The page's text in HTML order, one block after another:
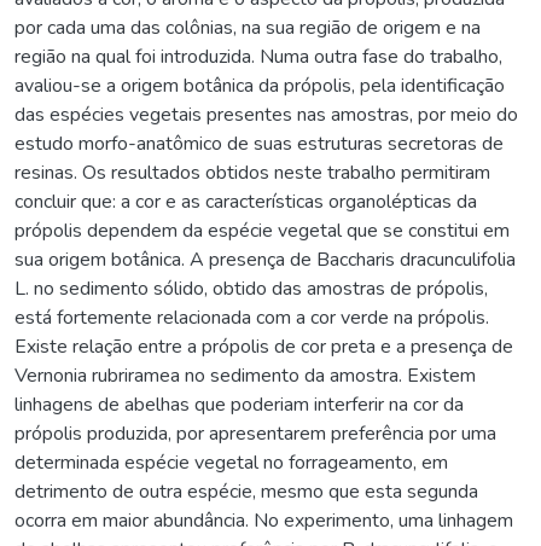
por cada uma das colônias, na sua região de origem e na
região na qual foi introduzida. Numa outra fase do trabalho,
avaliou-se a origem botânica da própolis, pela identificação
das espécies vegetais presentes nas amostras, por meio do
estudo morfo-anatômico de suas estruturas secretoras de
resinas. Os resultados obtidos neste trabalho permitiram
concluir que: a cor e as características organolépticas da
própolis dependem da espécie vegetal que se constitui em
sua origem botânica. A presença de Baccharis dracunculifolia
L. no sedimento sólido, obtido das amostras de própolis,
está fortemente relacionada com a cor verde na própolis.
Existe relação entre a própolis de cor preta e a presença de
Vernonia rubriramea no sedimento da amostra. Existem
linhagens de abelhas que poderiam interferir na cor da
própolis produzida, por apresentarem preferência por uma
determinada espécie vegetal no forrageamento, em
detrimento de outra espécie, mesmo que esta segunda
ocorra em maior abundância. No experimento, uma linhagem